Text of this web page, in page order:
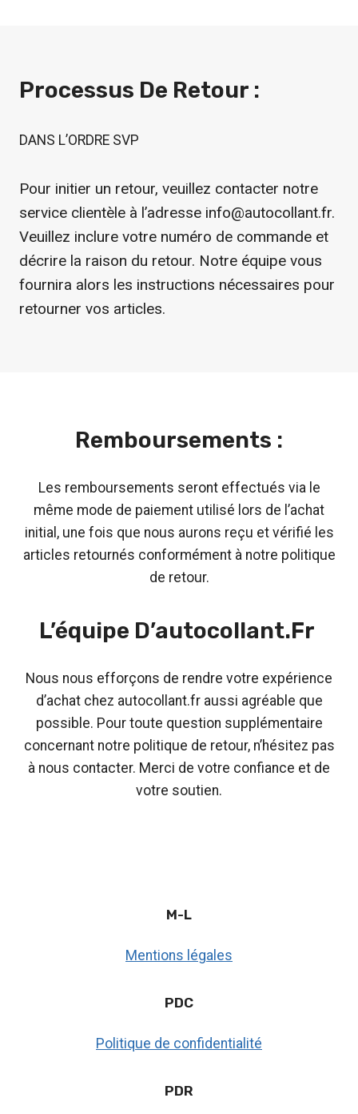
Processus De Retour :
DANS L’ORDRE SVP
Pour initier un retour, veuillez contacter notre
service clientèle à l’adresse info@autocollant.fr.
Veuillez inclure votre numéro de commande et
décrire la raison du retour. Notre équipe vous
fournira alors les instructions nécessaires pour
retourner vos articles.
Remboursements :
Les remboursements seront effectués via le
même mode de paiement utilisé lors de l’achat
initial, une fois que nous aurons reçu et vérifié les
articles retournés conformément à notre politique
de retour.
L’équipe D’autocollant.fr
Nous nous efforçons de rendre votre expérience
d’achat chez autocollant.fr aussi agréable que
possible. Pour toute question supplémentaire
concernant notre politique de retour, n’hésitez pas
à nous contacter. Merci de votre confiance et de
votre soutien.
M-L
Mentions légales
PDC
Politique de confidentialité
PDR